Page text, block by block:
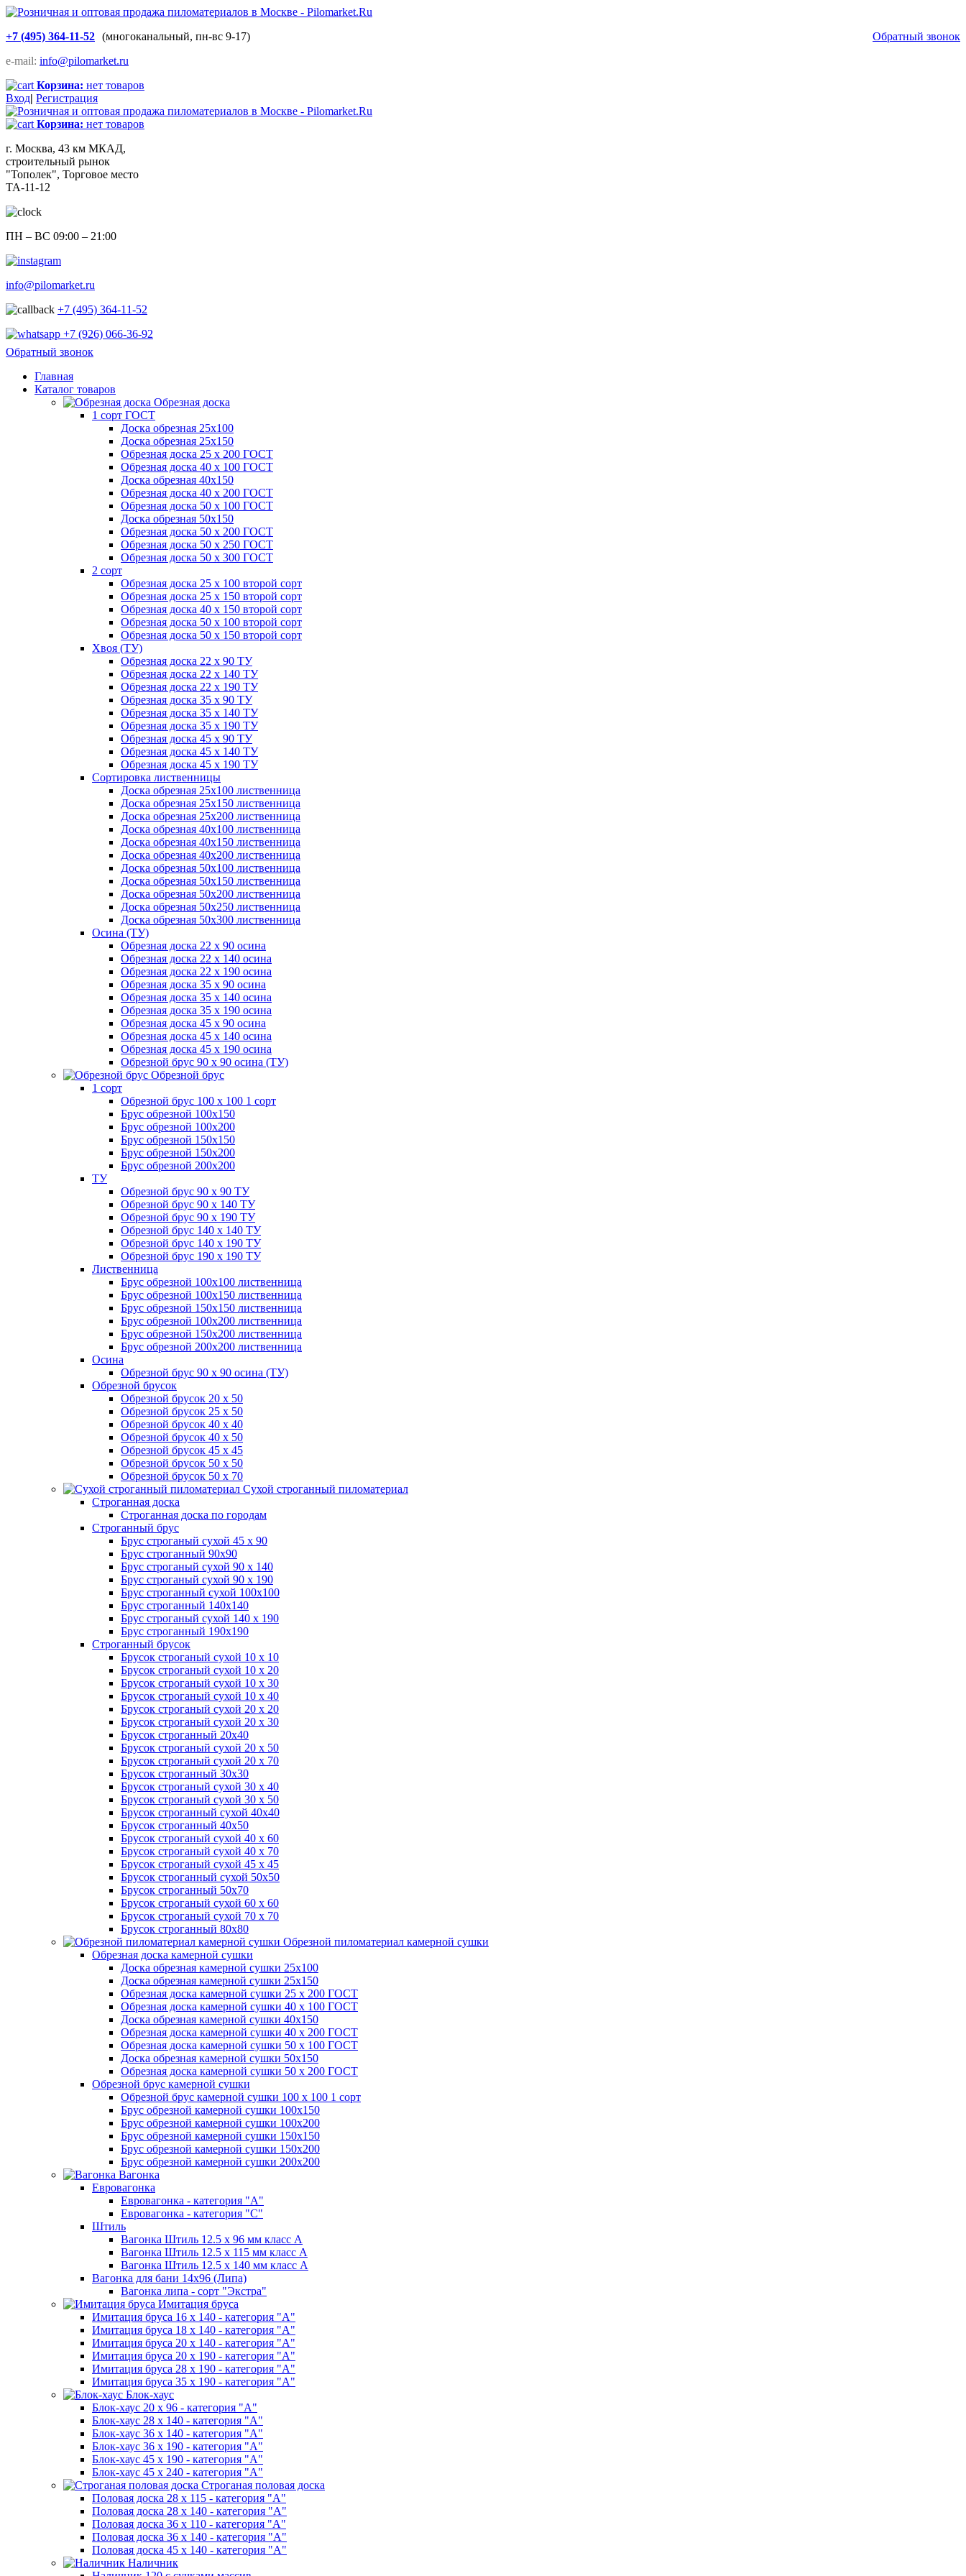
+7 (495) 364-11-52 Обратный звонок
(многоканальный, пн-вс 9-17)
e-mail: info@pilomarket.ru
Корзина: нет товаров
Вход| Регистрация
Корзина: нет товаров
г. Москва, 43 км МКАД,
строительный рынок
"Тополек", Торговое место
ТА-11-12
ПН – ВС 09:00 – 21:00
info@pilomarket.ru
+7 (495) 364-11-52
+7 (926) 066-36-92
Обратный звонок
Главная
Каталог товаров
Обрезная доска
1 сорт ГОСТ
Доска обрезная 25х100
Доска обрезная 25х150
Обрезная доска 25 х 200 ГОСТ
Обрезная доска 40 х 100 ГОСТ
Доска обрезная 40х150
Обрезная доска 40 х 200 ГОСТ
Обрезная доска 50 х 100 ГОСТ
Доска обрезная 50х150
Обрезная доска 50 х 200 ГОСТ
Обрезная доска 50 х 250 ГОСТ
Обрезная доска 50 х 300 ГОСТ
2 сорт
Обрезная доска 25 х 100 второй сорт
Обрезная доска 25 х 150 второй сорт
Обрезная доска 40 х 150 второй сорт
Обрезная доска 50 х 100 второй сорт
Обрезная доска 50 х 150 второй сорт
Хвоя (ТУ)
Обрезная доска 22 х 90 ТУ
Обрезная доска 22 х 140 ТУ
Обрезная доска 22 х 190 ТУ
Обрезная доска 35 х 90 ТУ
Обрезная доска 35 х 140 ТУ
Обрезная доска 35 х 190 ТУ
Обрезная доска 45 х 90 ТУ
Обрезная доска 45 х 140 ТУ
Обрезная доска 45 х 190 ТУ
Сортировка лиственницы
Доска обрезная 25х100 лиственница
Доска обрезная 25х150 лиственница
Доска обрезная 25х200 лиственница
Доска обрезная 40х100 лиственница
Доска обрезная 40х150 лиственница
Доска обрезная 40х200 лиственница
Доска обрезная 50х100 лиственница
Доска обрезная 50х150 лиственница
Доска обрезная 50х200 лиственница
Доска обрезная 50х250 лиственница
Доска обрезная 50х300 лиственница
Осина (ТУ)
Обрезная доска 22 х 90 осина
Обрезная доска 22 х 140 осина
Обрезная доска 22 х 190 осина
Обрезная доска 35 х 90 осина
Обрезная доска 35 х 140 осина
Обрезная доска 35 х 190 осина
Обрезная доска 45 х 90 осина
Обрезная доска 45 х 140 осина
Обрезная доска 45 х 190 осина
Обрезной брус 90 х 90 осина (ТУ)
Обрезной брус
1 сорт
Обрезной брус 100 х 100 1 сорт
Брус обрезной 100х150
Брус обрезной 100х200
Брус обрезной 150х150
Брус обрезной 150х200
Брус обрезной 200х200
ТУ
Обрезной брус 90 х 90 ТУ
Обрезной брус 90 х 140 ТУ
Обрезной брус 90 х 190 ТУ
Обрезной брус 140 х 140 ТУ
Обрезной брус 140 х 190 ТУ
Обрезной брус 190 х 190 ТУ
Лиственница
Брус обрезной 100х100 лиственница
Брус обрезной 100х150 лиственница
Брус обрезной 150х150 лиственница
Брус обрезной 100х200 лиственница
Брус обрезной 150х200 лиственница
Брус обрезной 200х200 лиственница
Осина
Обрезной брус 90 х 90 осина (ТУ)
Обрезной брусок
Обрезной брусок 20 х 50
Обрезной брусок 25 х 50
Обрезной брусок 40 х 40
Обрезной брусок 40 х 50
Обрезной брусок 45 х 45
Обрезной брусок 50 х 50
Обрезной брусок 50 х 70
Сухой строганный пиломатериал
Строганная доска
Строганная доска по городам
Строганный брус
Брус строганый сухой 45 х 90
Брус строганный 90х90
Брус строганый сухой 90 х 140
Брус строганый сухой 90 х 190
Брус строганный сухой 100х100
Брус строганный 140х140
Брус строганый сухой 140 х 190
Брус строганный 190х190
Строганный брусок
Брусок строганый сухой 10 х 10
Брусок строганый сухой 10 х 20
Брусок строганый сухой 10 х 30
Брусок строганый сухой 10 х 40
Брусок строганый сухой 20 х 20
Брусок строганый сухой 20 х 30
Брусок строганный 20х40
Брусок строганый сухой 20 х 50
Брусок строганый сухой 20 х 70
Брусок строганный 30х30
Брусок строганый сухой 30 х 40
Брусок строганый сухой 30 х 50
Брусок строганный сухой 40х40
Брусок строганный 40х50
Брусок строганый сухой 40 х 60
Брусок строганый сухой 40 х 70
Брусок строганый сухой 45 х 45
Брусок строганный сухой 50х50
Брусок строганный 50х70
Брусок строганый сухой 60 х 60
Брусок строганый сухой 70 х 70
Брусок строганный 80х80
Обрезной пиломатериал камерной сушки
Обрезная доска камерной сушки
Доска обрезная камерной сушки 25х100
Доска обрезная камерной сушки 25х150
Обрезная доска камерной сушки 25 х 200 ГОСТ
Обрезная доска камерной сушки 40 х 100 ГОСТ
Доска обрезная камерной сушки 40х150
Обрезная доска камерной сушки 40 х 200 ГОСТ
Обрезная доска камерной сушки 50 х 100 ГОСТ
Доска обрезная камерной сушки 50х150
Обрезная доска камерной сушки 50 х 200 ГОСТ
Обрезной брус камерной сушки
Обрезной брус камерной сушки 100 х 100 1 сорт
Брус обрезной камерной сушки 100х150
Брус обрезной камерной сушки 100х200
Брус обрезной камерной сушки 150х150
Брус обрезной камерной сушки 150х200
Брус обрезной камерной сушки 200х200
Вагонка
Евровагонка
Евровагонка - категория "А"
Евровагонка - категория "С"
Штиль
Вагонка Штиль 12.5 х 96 мм класс А
Вагонка Штиль 12.5 х 115 мм класс А
Вагонка Штиль 12.5 х 140 мм класс А
Вагонка для бани 14х96 (Липа)
Вагонка липа - сорт "Экстра"
Имитация бруса
Имитация бруса 16 х 140 - категория "А"
Имитация бруса 18 х 140 - категория "А"
Имитация бруса 20 х 140 - категория "А"
Имитация бруса 20 х 190 - категория "А"
Имитация бруса 28 х 190 - категория "А"
Имитация бруса 35 х 190 - категория "А"
Блок-хаус
Блок-хаус 20 х 96 - категория "А"
Блок-хаус 28 х 140 - категория "А"
Блок-хаус 36 х 140 - категория "А"
Блок-хаус 36 х 190 - категория "А"
Блок-хаус 45 х 190 - категория "А"
Блок-хаус 45 х 240 - категория "А"
Строганая половая доска
Половая доска 28 х 115 - категория "А"
Половая доска 28 х 140 - категория "А"
Половая доска 36 х 110 - категория "А"
Половая доска 36 х 140 - категория "А"
Половая доска 45 х 140 - категория "А"
Наличник